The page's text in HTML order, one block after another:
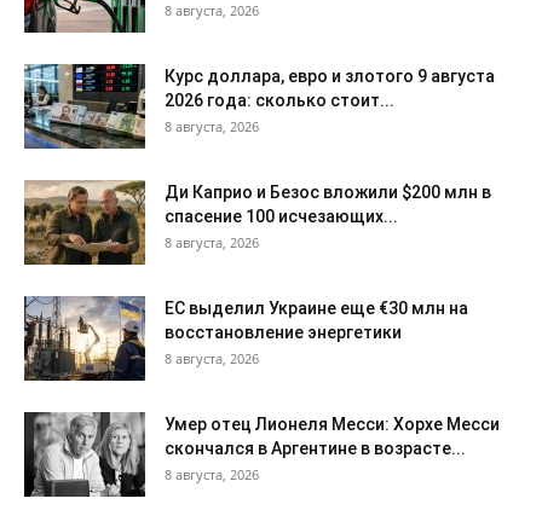
8 августа, 2026
Курс доллара, евро и злотого 9 августа
2026 года: сколько стоит...
8 августа, 2026
Ди Каприо и Безос вложили $200 млн в
спасение 100 исчезающих...
8 августа, 2026
ЕС выделил Украине еще €30 млн на
восстановление энергетики
8 августа, 2026
Умер отец Лионеля Месси: Хорхе Месси
скончался в Аргентине в возрасте...
8 августа, 2026